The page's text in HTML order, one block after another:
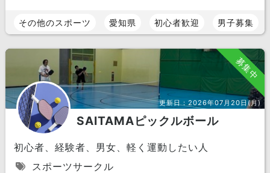
その他のスポーツ 愛知県 初心者歓迎 男子募集
募集中
更新日：2026年07月20日(月)
SAITAMAピックルボール
初心者、経験者、男女、軽く運動したい人
スポーツサークル